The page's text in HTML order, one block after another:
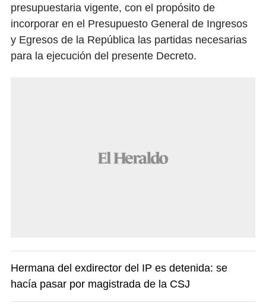
presupuestaria vigente, con el propósito de
incorporar en el Presupuesto General de Ingresos
y Egresos de la República las partidas necesarias
para la ejecución del presente Decreto.
Hermana del exdirector del IP es detenida: se
hacía pasar por magistrada de la CSJ